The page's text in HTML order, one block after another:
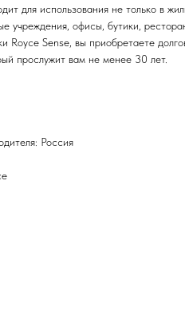
для использования не только в
учреждения, офисы, бутики,
Royce Sense, вы приобретаете
прослужит вам не менее 30 лет.
Россия